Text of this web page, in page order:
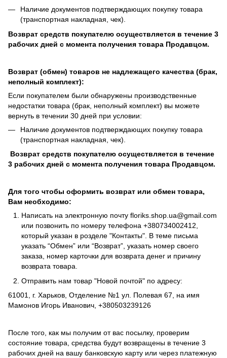
Наличие документов подтверждающих покупку товара
(транспортная накладная, чек).
Возврат средств покупателю осуществляется в течение 3
рабочих дней с момента получения товара Продавцом.
Возврат (обмен) товаров не надлежащего качества (брак,
неполный комплект):
Если покупателем были обнаружены производственные
недостатки товара (брак, неполный комплект) вы можете
вернуть в течении 30 дней при условии:
Наличие документов подтверждающих покупку товара
(транспортная накладная, чек).
Возврат средств покупателю осуществляется в течение
3 рабочих дней с момента получения товара Продавцом.
Для того чтобы оформить возврат или обмен товара,
Вам необходимо:
Написать на электронную почту floriks.shop.ua@gmail.com
или позвонить по номеру телефона +380734002412
который указан в розделе "Контакты" . В теме письма
указать “Обмен” или “Возврат”, указать номер своего
заказа, номер карточки для возврата денег и причину
возврата товара.
Отправить нам товар "Новой почтой" по адресу:
61001, г. Харьков, Отделение №1 ул. Полевая 67, на имя
Мамонов Игорь Иванович, +380503239126
После того, как мы получим от вас посылку, проверим
состояние товара, средства будут возвращены в течение 3
рабочих дней на вашу банковскую карту или через платежную